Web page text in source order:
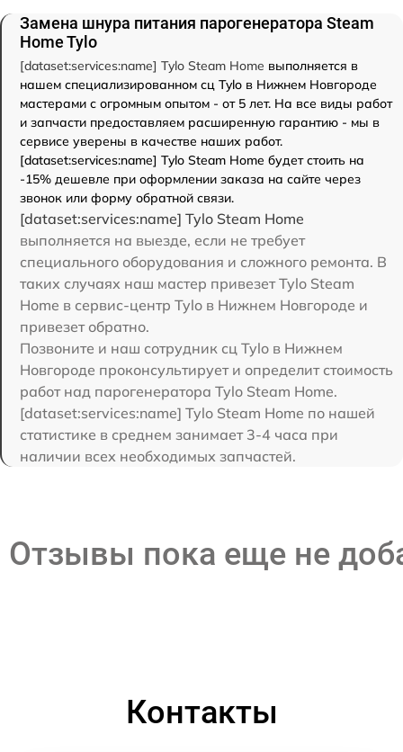
Замена шнура питания парогенератора Steam
Home Tylo
[dataset:services:name] Tylo Steam Home выполняется в
нашем специализированном сц Tylo в Нижнем Новгороде
мастерами с огромным опытом - от 5 лет. На все виды работ
и запчасти предоставляем расширенную гарантию - мы в
сервисе уверены в качестве наших работ.
[dataset:services:name] Tylo Steam Home будет стоить на
-15% дешевле при оформлении заказа на сайте через
звонок или форму обратной связи.
[dataset:services:name] Tylo Steam Home
выполняется на выезде, если не требует
специального оборудования и сложного ремонта. В
таких случаях наш мастер привезет Tylo Steam
Home в сервис-центр Tylo в Нижнем Новгороде и
привезет обратно.
Позвоните и наш сотрудник сц Tylo в Нижнем
Новгороде проконсультирует и определит стоимость
работ над парогенератора Tylo Steam Home.
[dataset:services:name] Tylo Steam Home по нашей
статистике в среднем занимает 3-4 часа при
наличии всех необходимых запчастей.
Отзывы пока еще не
Контакты